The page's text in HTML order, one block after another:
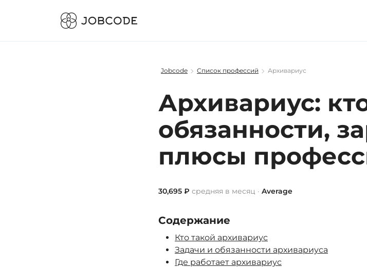
Jobcode Список профессий Архивариус
Архивариус:
обязанности,
плюсы
30,695 ₽ средняя в месяц · Average
Содержание
Кто такой архивариус
Задачи и обязанности архивариуса
Где работает архивариус